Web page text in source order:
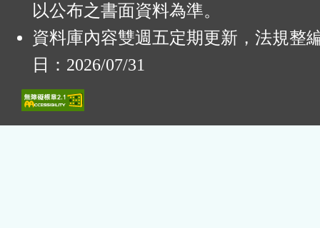
以公布之書面資料為準。
資料庫內容雙週五定期更新，法規整
日：2026/07/31